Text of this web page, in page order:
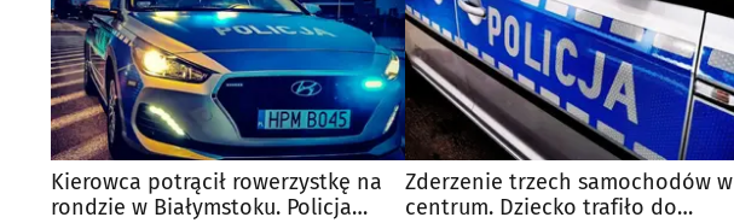
Kierowca potrącił rowerzystkę na
rondzie w Białymstoku. Policja
Zderzenie trzech samochodów w
centrum. Dziecko trafiło do